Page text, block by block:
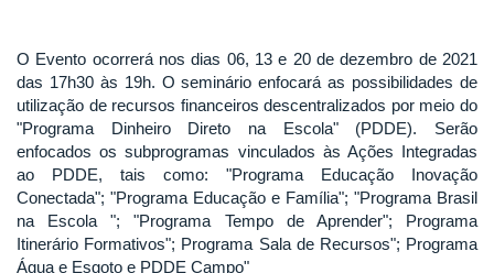
O Evento ocorrerá nos dias 06, 13 e 20 de dezembro de 2021
das 17h30 às 19h. O seminário enfocará as possibilidades de
utilização de recursos financeiros descentralizados por meio do
"Programa Dinheiro Direto na Escola" (PDDE). Serão
enfocados os subprogramas vinculados às Ações Integradas
ao PDDE, tais como: "Programa Educação Inovação
Conectada"; "Programa Educação e Família"; "Programa Brasil
na Escola "; "Programa Tempo de Aprender"; Programa
Itinerário Formativos"; Programa Sala de Recursos"; Programa
Água e Esgoto e PDDE Campo"